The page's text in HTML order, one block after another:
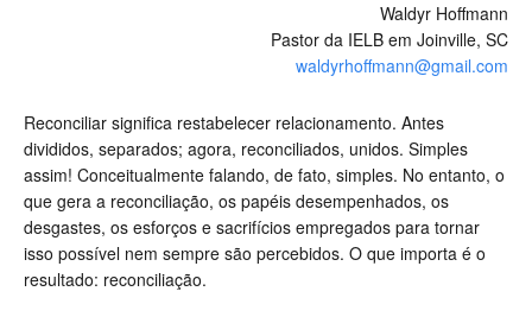
Waldyr Hoffmann
Pastor da IELB em Joinville, SC
waldyrhoffmann@gmail.com
Reconciliar significa restabelecer relacionamento. Antes
divididos, separados; agora, reconciliados, unidos. Simples
assim! Conceitualmente falando, de fato, simples. No entanto, o
que gera a reconciliação, os papéis desempenhados, os
desgastes, os esforços e sacrifícios empregados para tornar
isso possível nem sempre são percebidos. O que importa é o
resultado: reconciliação.